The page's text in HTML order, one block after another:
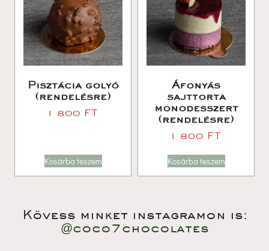
Pisztácia golyó
(rendelésre)
1 800 FT
Kosárba teszem
Áfonyás
ajttorta
monodesszert
(rendelésre)
1 800 FT
Kosárba teszem
Kövess minket instagramon is:
@coco7chocolate